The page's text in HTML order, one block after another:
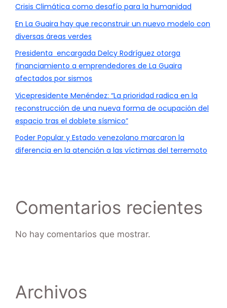
Crisis Climática como desafío para la humanidad
En La Guaira hay que reconstruir un nuevo modelo con
diversas áreas verdes
Presidenta encargada Delcy Rodríguez otorga
financiamiento a emprendedores de La Guaira
afectados por sismos
Vicepresidente Menéndez: “La prioridad radica en la
reconstrucción de una nueva forma de ocupación del
espacio tras el doblete sísmico”
Poder Popular y Estado venezolano marcaron la
diferencia en la atención a las víctimas del terremoto
Comentarios recientes
No hay comentarios que mostrar.
Archivos